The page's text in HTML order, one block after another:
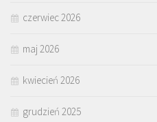
czerwiec 2026
maj 2026
kwiecień 2026
grudzień 2025